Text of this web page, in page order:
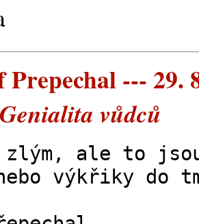
Prepechal --- 29.
vůdců
ale to
výkřiky do